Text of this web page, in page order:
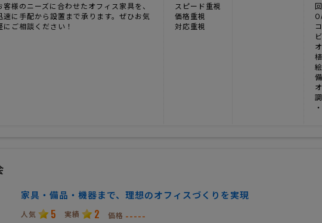
客様のニーズに合わせたオフィス家具を、
速に手配から設置まで承ります。ぜひお気
にご相談ください！
スピード重視
価格重視
対応重視
家具・備品・機器まで、理想のオフィスづくりを実現
人気 5 実績 2 価格 -----